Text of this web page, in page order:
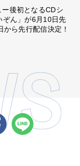
後初となるCDシ
ぞん」が6月10日先
ら先行配信決定！